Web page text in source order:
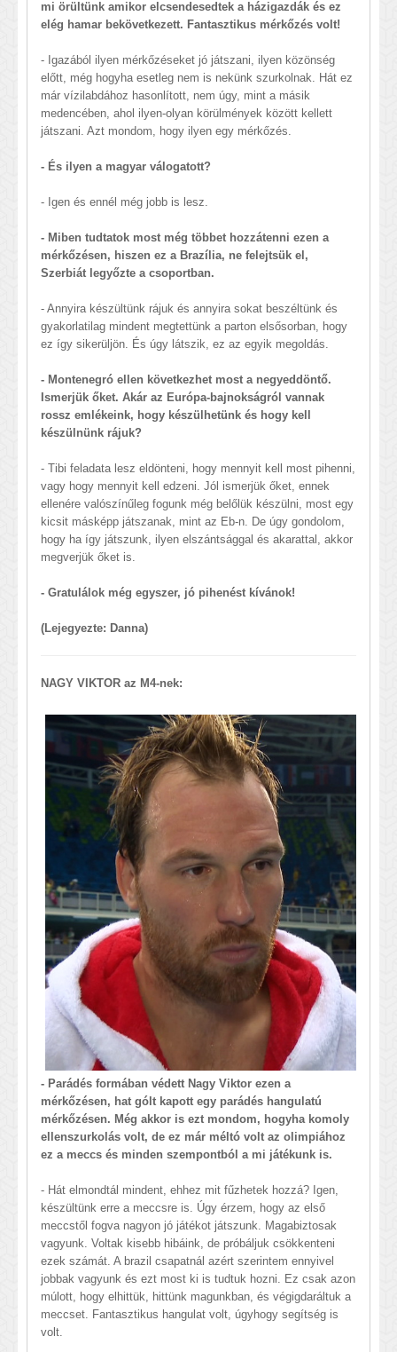
mi örültünk amikor elcsendesedtek a házigazdák és ez
elég hamar bekövetkezett. Fantasztikus mérkőzés volt!
- Igazából ilyen mérkőzéseket jó játszani, ilyen közönség
előtt, még hogyha esetleg nem is nekünk szurkolnak. Hát ez
már vízilabdához hasonlított, nem úgy, mint a másik
medencében, ahol ilyen-olyan körülmények között kellett
játszani. Azt mondom, hogy ilyen egy mérkőzés.
- És ilyen a magyar válogatott?
- Igen és ennél még jobb is lesz.
- Miben tudtatok most még többet hozzátenni ezen a
mérkőzésen, hiszen ez a Brazília, ne felejtsük el,
Szerbiát legyőzte a csoportban.
- Annyira készültünk rájuk és annyira sokat beszéltünk és
gyakorlatilag mindent megtettünk a parton elsősorban, hogy
ez így sikerüljön. És úgy látszik, ez az egyik megoldás.
- Montenegró ellen következhet most a negyeddöntő.
Ismerjük őket. Akár az Európa-bajnokságról vannak
rossz emlékeink, hogy készülhetünk és hogy kell
készülnünk rájuk?
- Tibi feladata lesz eldönteni, hogy mennyit kell most pihenni,
vagy hogy mennyit kell edzeni. Jól ismerjük őket, ennek
ellenére valószínűleg fogunk még belőlük készülni, most egy
kicsit másképp játszanak, mint az Eb-n. De úgy gondolom,
hogy ha így játszunk, ilyen elszántsággal és akarattal, akkor
megverjük őket is.
- Gratulálok még egyszer, jó pihenést kívánok!
(Lejegyezte: Danna)
NAGY VIKTOR az M4-nek:
- Parádés formában védett Nagy Viktor ezen a
mérkőzésen, hat gólt kapott egy parádés hangulatú
mérkőzésen. Még akkor is ezt mondom, hogyha komoly
ellenszurkolás volt, de ez már méltó volt az olimpiához
ez a meccs és minden szempontból a mi játékunk is.
- Hát elmondtál mindent, ehhez mit fűzhetek hozzá? Igen,
készültünk erre a meccsre is. Úgy érzem, hogy az első
meccstől fogva nagyon jó játékot játszunk. Magabiztosak
vagyunk. Voltak kisebb hibáink, de próbáljuk csökkenteni
ezek számát. A brazil csapatnál azért szerintem ennyivel
jobbak vagyunk és ezt most ki is tudtuk hozni. Ez csak azon
múlott, hogy elhittük, hittünk magunkban, és végigdaráltuk a
meccset. Fantasztikus hangulat volt, úgyhogy segítség is
volt.